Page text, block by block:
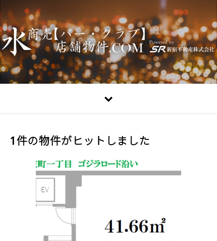
1件の物件がヒットしました